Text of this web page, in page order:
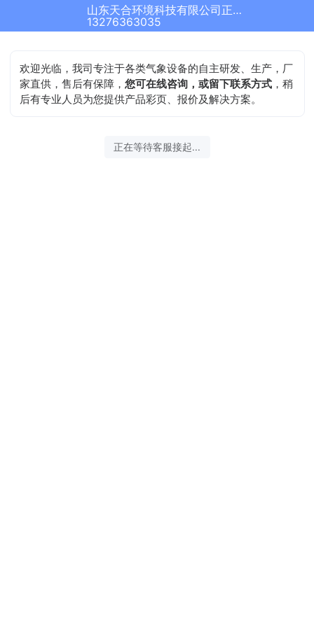
山东天合环境科技有限公司正在为您服务
13276363035
欢迎光临，我司专注于各类气象设备的自主研发、生产，厂
家直供，售后有保障，您可在线咨询，或留下联系方式 ，稍
后有专业人员为您提供产品彩页、报价及解决方案。
正在等待客服接起...